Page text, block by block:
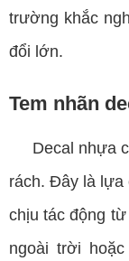
trường khắc
đổi lớn.
Tem nhãn
Decal nhựa
rách. Đây là lựa
chịu tác động
ngoài trời